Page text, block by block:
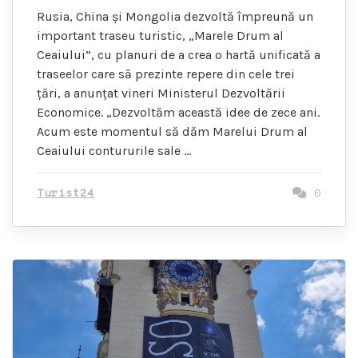
Rusia, China și Mongolia dezvoltă împreună un
important traseu turistic, „Marele Drum al
Ceaiului”, cu planuri de a crea o hartă unificată a
traseelor ​​care să prezinte repere din cele trei
țări, a anunțat vineri Ministerul Dezvoltării
Economice. „Dezvoltăm această idee de zece ani.
Acum este momentul să dăm Marelui Drum al
Ceaiului contururile sale …
Turist24 0